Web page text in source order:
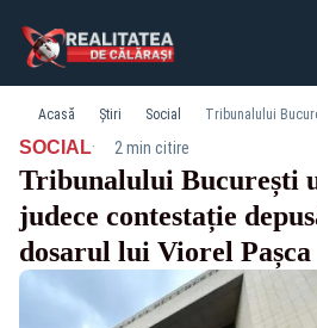
Acasă Știri Social
SOCIAL· 2 min citire
Tribunalului București
judece contestație
dosarul lui Viorel Pașca